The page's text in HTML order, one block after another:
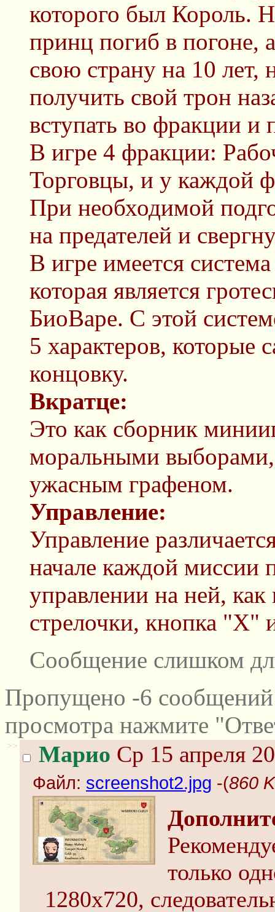
которого был Король.
принц погиб в погоне,
свою страну на 10 лет,
получить свой трон
вступать во фракции и
В игре 4 фракции:
Торговцы, и у каждой
При необходимой
на предателей и
В игре имеется
которая является
БиоВаре. С этой
5 характеров, которые
концовку.
Вкратце:
Это как сборник
моральными
ужасным графеном.
Управление:
Управление
начале каждой миссии
управлении на ней,
стрелочки, кнопка "Х"
Сообщение слишком
Пропущено -6
просмотра нажмите
>> Марио Ср 15 апреля
Файл: screenshot2.jpg -(860
только
1280х720,